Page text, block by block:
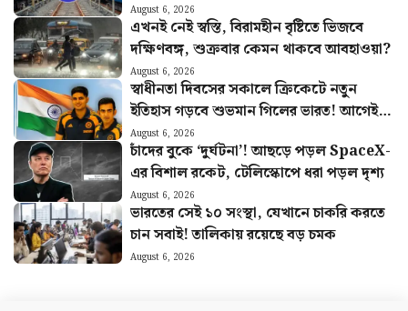
August 6, 2026
এখনই নেই স্বস্তি, বিরামহীন বৃষ্টিতে ভিজবে
দক্ষিণবঙ্গ, শুক্রবার কেমন থাকবে আবহাওয়া?
August 6, 2026
স্বাধীনতা দিবসের সকালে ক্রিকেটে নতুন
ইতিহাস গড়বে শুভমান গিলের ভারত! আগেই
হুঙ্কার ছাড়লেন গম্ভীর
August 6, 2026
চাঁদের বুকে ‘দুর্ঘটনা’! আছড়ে পড়ল SpaceX-
এর বিশাল রকেট, টেলিস্কোপে ধরা পড়ল দৃশ্য
August 6, 2026
ভারতের সেই ১০ সংস্থা, যেখানে চাকরি করতে
চান সবাই! তালিকায় রয়েছে বড় চমক
August 6, 2026